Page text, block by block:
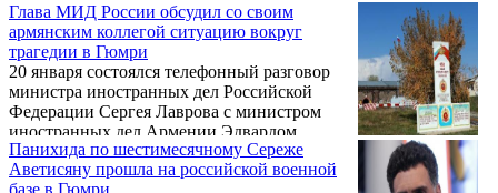
Глава МИД России обсудил со своим
армянским коллегой ситуацию вокруг
трагедии в Гюмри
20 января состоялся телефонный разговор
министра иностранных дел Российской
Федерации Сергея Лаврова с министром
иностранных дел Армении Эдвардом
Налбандяном. Об этом ИА REGNUM
сообщили в пресс-службе
Панихида по шестимесячному Сереже
Аветисяну прошла на российской военной
базе в Гюмри